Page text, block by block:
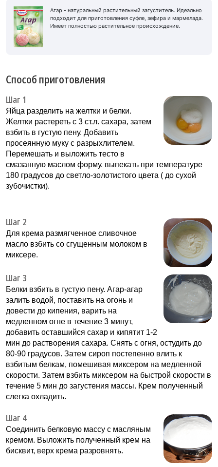
Агар - натуральный растительный загуститель. Идеально
подходит для приготовления суфле, зефира и мармелада.
Имеет полностью растительное происхождение.
Способ приготовления
Шаг 1
Яйца разделить на желтки и белки.
Желтки растереть с 3 ст.л. сахара, затем
взбить в густую пену. Добавить
просеянную муку с разрыхлителем.
Перемешать и выложить тесто в
смазанную маслом форму. выпекать при температуре
180 градусов до светло-золотистого цвета ( до сухой
зубочистки).
Шаг 2
Для крема размягченное сливочное
масло взбить со сгущенным молоком в
миксере.
Шаг 3
Белки взбить в густую пену. Агар-агар
залить водой, поставить на огонь и
довести до кипения, варить на
медленном огне в течение 3 минут,
добавить оставшийся сахар и кипятит 1-2
мин до растворения сахара. Снять с огня, остудить до
80-90 градусов. Затем сироп постепенно влить к
взбитым белкам, помешивая миксером на медленной
скорости. Затем взбить миксером на быстрой скорости в
течение 5 мин до загустения массы. Крем полученный
слегка охладить.
Шаг 4
Соединить белковую массу с масляным
кремом. Выложить полученный крем на
бисквит, верх крема разровнять.